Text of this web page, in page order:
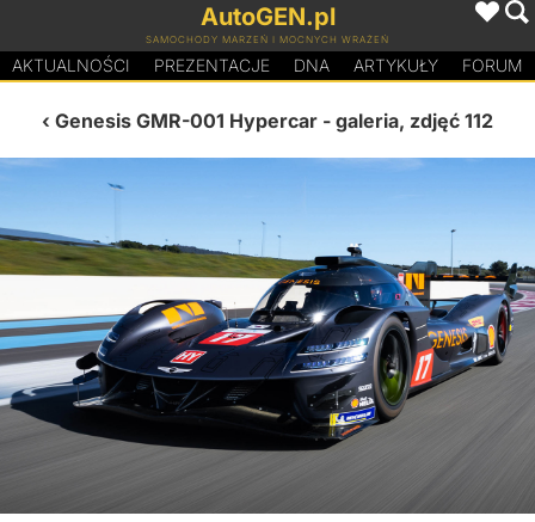
AutoGEN.pl
SAMOCHODY MARZEŃ I MOCNYCH WRAŻEŃ
AKTUALNOŚCI PREZENTACJE DNA ARTYKUŁY FORUM
Genesis GMR-001 Hypercar - galeria, zdjęć 112